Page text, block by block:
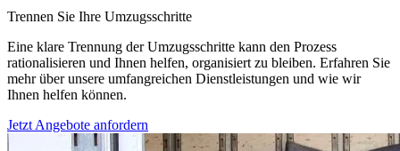
Trennen Sie Ihre Umzugsschritte
Eine klare Trennung der Umzugsschritte kann den Prozess
rationalisieren und Ihnen helfen, organisiert zu bleiben. Erfahren Sie
mehr über unsere umfangreichen Dienstleistungen und wie wir
Ihnen helfen können.
Jetzt Angebote anfordern